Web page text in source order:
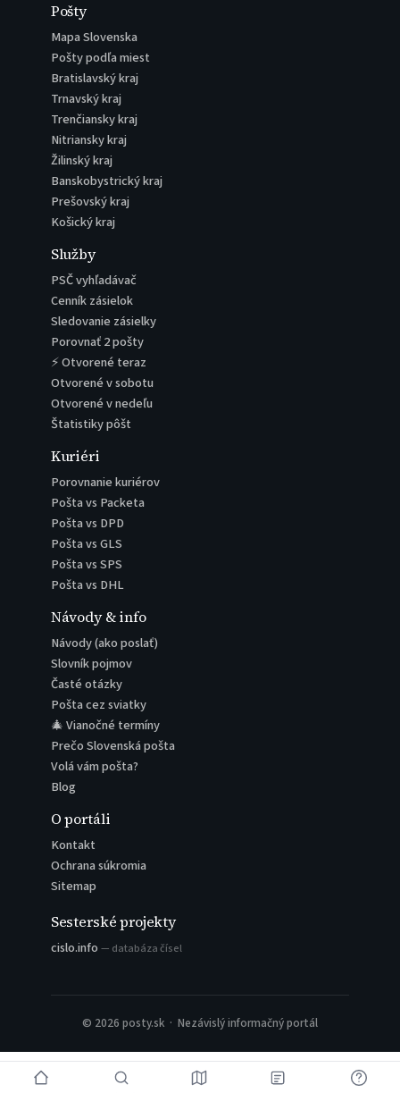
Pošty
Mapa Slovenska
Pošty podľa miest
Bratislavský kraj
Trnavský kraj
Trenčiansky kraj
Nitriansky kraj
Žilinský kraj
Banskobystrický kraj
Prešovský kraj
Košický kraj
Služby
PSČ vyhľadávač
Cenník zásielok
Sledovanie zásielky
Porovnať 2 pošty
⚡ Otvorené teraz
Otvorené v sobotu
Otvorené v nedeľu
Štatistiky pôšt
Kuriéri
Porovnanie kuriérov
Pošta vs Packeta
Pošta vs DPD
Pošta vs GLS
Pošta vs SPS
Pošta vs DHL
Návody & info
Návody (ako poslať)
Slovník pojmov
Časté otázky
Pošta cez sviatky
🎄 Vianočné termíny
Prečo Slovenská pošta
Volá vám pošta?
Blog
O portáli
Kontakt
Ochrana súkromia
Sitemap
Sesterské projekty
cislo.info — databáza čísel
© 2026 posty.sk · Nezávislý informačný portál